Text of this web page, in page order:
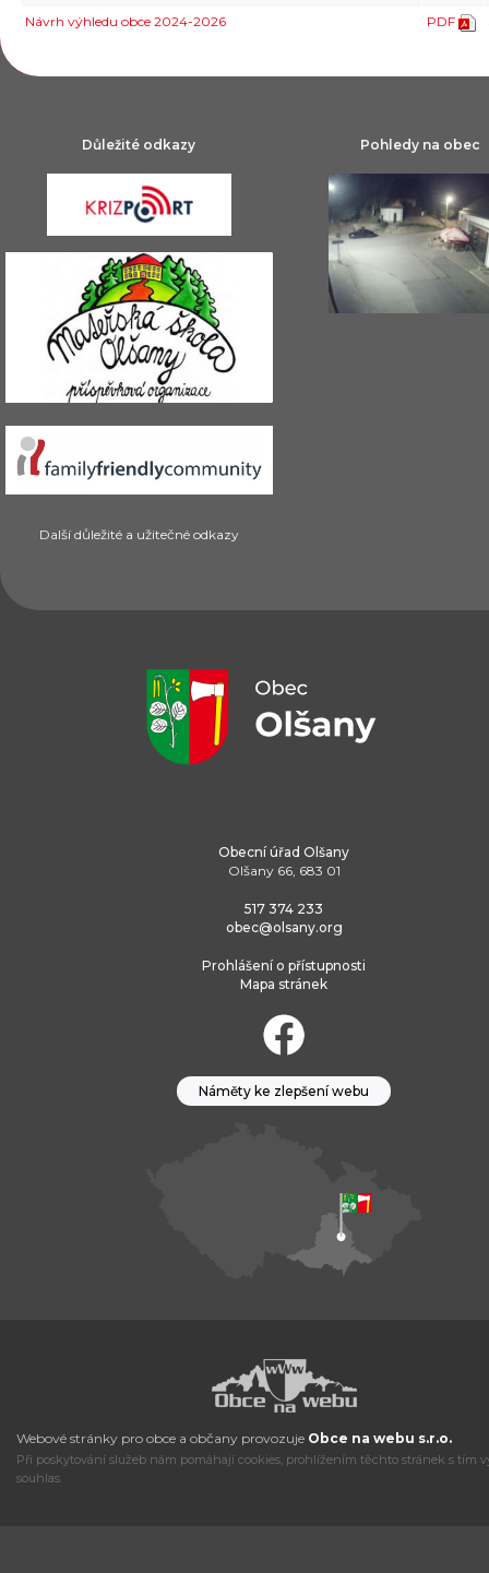
Návrh výhledu obce 2024-2026
PDF
Důležité odkazy
Další důležité a užitečné odkazy
Pohledy na obec
Obecní úřad Olšany
Olšany 66, 683 01
517 374 233
obec@olsany.org
Prohlášení o přístupnosti
Mapa stránek
Náměty ke zlepšení webu
Webové stránky pro obce a občany provozuje Obce na webu s.r.o.
Při poskytování služeb nám pomáhají cookies, prohlížením těchto stránek s tím
souhlas.